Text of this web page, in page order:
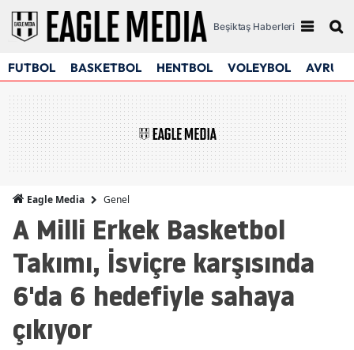
Beşiktaş Haberleri
FUTBOL BASKETBOL HENTBOL VOLEYBOL
Eagle Media Genel
A Milli Erkek Basketbol
Takımı, İsviçre karşısında
6'da 6 hedefiyle sahaya
çıkıyor